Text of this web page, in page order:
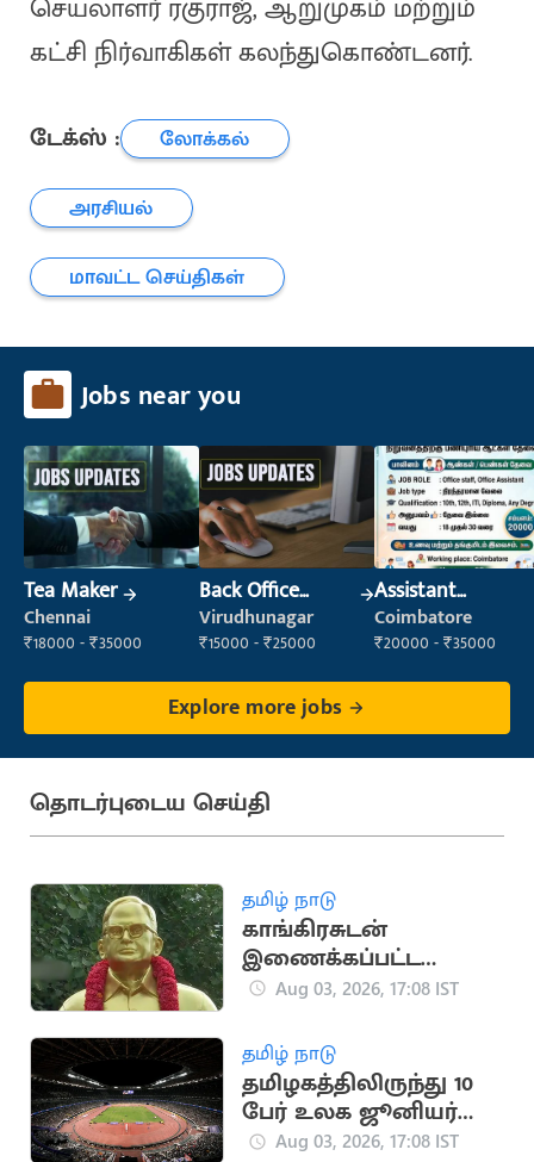
செயலாளர் ரகுராஜ், ஆறுமுகம் மற்றும்
கட்சி நிர்வாகிகள் கலந்துகொண்டனர்.
டேக்ஸ் :
லோக்கல்
அரசியல்
மாவட்ட செய்திகள்
Jobs near you
Tea Maker
Chennai
₹18000 - ₹35000
Back Office
Executive
(Administration)
Virudhunagar
₹15000 - ₹25000
Assistant
Manager
Coimbatore
₹20000 - ₹35000
Explore more jobs
தொடர்புடைய செய்தி
தமிழ் நாடு
காங்கிரசுடன்
இணைக்கப்பட்ட
தமிழ்நாடு
வரலாறு
Aug 03, 2026, 17:08 IST
தமிழ் நாடு
தமிழகத்திலிருந்து 10
பேர் உலக ஜூனியர்
தடகள அணிக்கு
Aug 03, 2026, 17:08 IST